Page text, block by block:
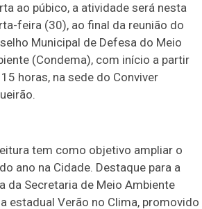
ao púbico, a atividade será nesta
feira (30), ao final da reunião do
Municipal de Defesa do Meio
(Condema), com início a partir
horas, na sede do Conviver
tem como objetivo ampliar o
ano na Cidade. Destaque para a
da Secretaria de Meio Ambiente
estadual Verão no Clima, promovido